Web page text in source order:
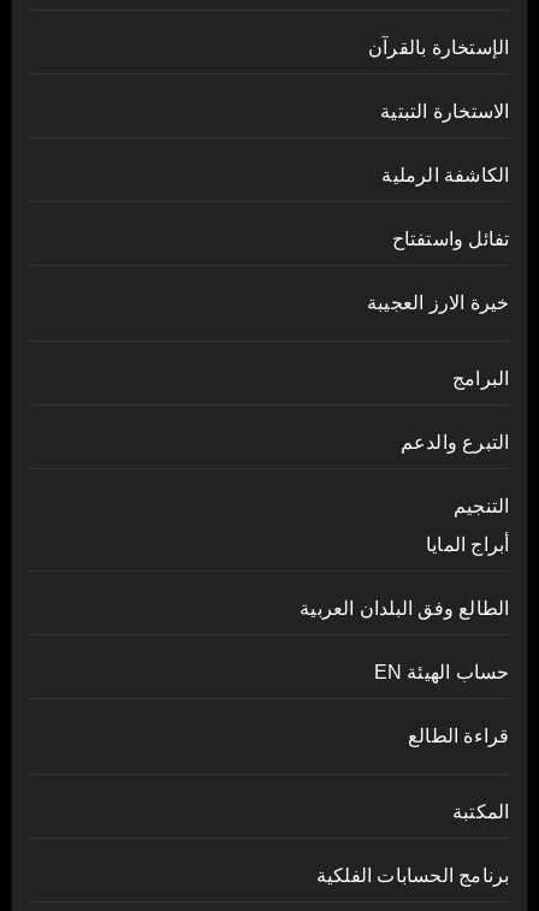
الإستخارة بالقرآن
الاستخارة التبتية
الكاشفة الرملية
تفائل واستفتاح
خيرة الارز العجيبة
البرامج
التبرع والدعم
التنجيم
أبراج المايا
الطالع وفق البلدان العربية
حساب الهيئة EN
قراءة الطالع
المكتبة
برنامج الحسابات الفلكية